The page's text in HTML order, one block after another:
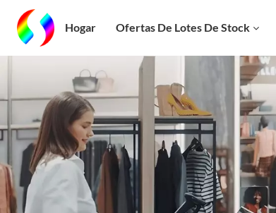
Hogar Ofertas De Lotes De Stock